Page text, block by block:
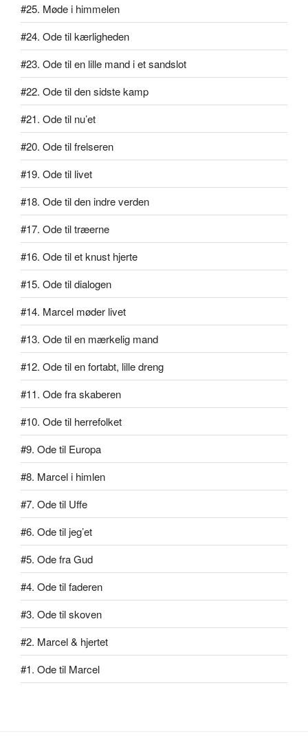
#25. Møde i himmelen
#24. Ode til kærligheden
#23. Ode til en lille mand i et sandslot
#22. Ode til den sidste kamp
#21. Ode til nu’et
#20. Ode til frelseren
#19. Ode til livet
#18. Ode til den indre verden
#17. Ode til træerne
#16. Ode til et knust hjerte
#15. Ode til dialogen
#14. Marcel møder livet
#13. Ode til en mærkelig mand
#12. Ode til en fortabt, lille dreng
#11. Ode fra skaberen
#10. Ode til herrefolket
#9. Ode til Europa
#8. Marcel i himlen
#7. Ode til Uffe
#6. Ode til jeg’et
#5. Ode fra Gud
#4. Ode til faderen
#3. Ode til skoven
#2. Marcel & hjertet
#1. Ode til Marcel